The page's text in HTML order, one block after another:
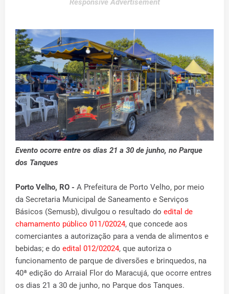
Responsive Advertisement
Evento ocorre entre os dias 21 a 30 de junho, no Parque
dos Tanques
Porto Velho, RO - A Prefeitura de Porto Velho, por meio
da Secretaria Municipal de Saneamento e Serviços
Básicos (Semusb), divulgou o resultado do edital de
chamamento público 011/02024, que concede aos
comerciantes a autorização para a venda de alimentos e
bebidas; e do edital 012/02024, que autoriza o
funcionamento de parque de diversões e brinquedos, na
40ª edição do Arraial Flor do Maracujá, que ocorre entres
os dias 21 a 30 de junho, no Parque dos Tanques.